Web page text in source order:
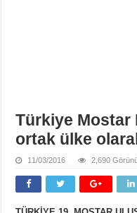
Türkiye Mostar
ortak ülke
11/03/2016 2,690